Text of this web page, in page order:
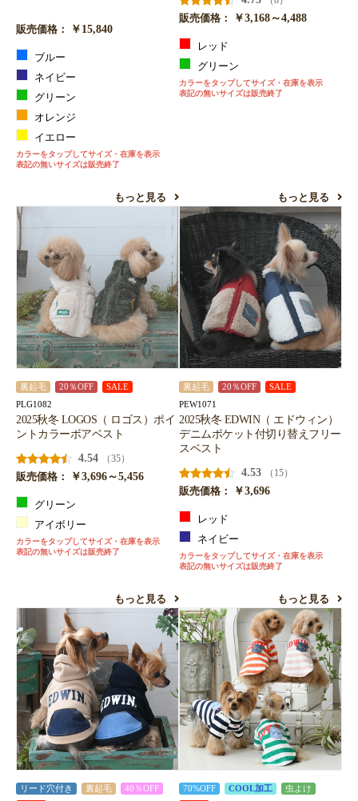
販売価格： ￥15,840
ブルー
ネイビー
グリーン
オレンジ
イエロー
カラーをタップしてサイズ・在庫を表示
表記の無いサイズは販売終了
もっと見る
販売価格：
￥3,168～4,488
レッド
グリーン
カラーをタップしてサイズ・在庫を表示
表記の無いサイズは販売終了
もっと見る
裏起毛 20％OFF SALE
PLG1082
2025秋冬 LOGOS（ ロゴス）ポイ
ントカラーボアベスト
4.54
（35）
販売価格：
￥3,696～5,456
グリーン
アイボリー
カラーをタップしてサイズ・在庫を表示
表記の無いサイズは販売終了
もっと見る
裏起毛 20％OFF SALE
PEW1071
2025秋冬 EDWIN（ エドウィン）
デニムポケット付切り替えフリー
スベスト
4.53
（15）
販売価格：
￥3,696
レッド
ネイビー
カラーをタップしてサイズ・在庫を表示
表記の無いサイズは販売終了
もっと見る
リード穴付き 裏起毛
40％OFF
70%OFF COOL加工
虫よけ
カートへ進む